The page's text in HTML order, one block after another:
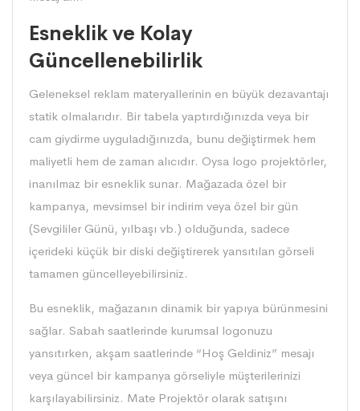
Esneklik ve Kolay
Güncellenebilirlik
Geleneksel reklam materyallerinin en büyük dezavantajı
statik olmalarıdır. Bir tabela yaptırdığınızda veya bir
cam giydirme uyguladığınızda, bunu değiştirmek hem
maliyetli hem de zaman alıcıdır. Oysa logo projektörler,
inanılmaz bir esneklik sunar. Mağazada özel bir
kampanya, mevsimsel bir indirim veya özel bir gün
(Sevgililer Günü, yılbaşı vb.) olduğunda, sadece
içerideki küçük bir diski değiştirerek yansıtılan görseli
tamamen güncelleyebilirsiniz.
Bu esneklik, mağazanın dinamik bir yapıya bürünmesini
sağlar. Sabah saatlerinde kurumsal logonuzu
yansıtırken, akşam saatlerinde “Hoş Geldiniz” mesajı
veya güncel bir kampanya görseliyle müşterilerinizi
karşılayabilirsiniz. Mate Projektör olarak satışını